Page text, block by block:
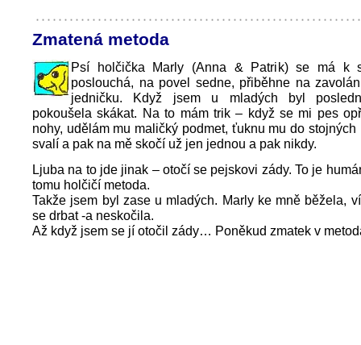
Zmatená metoda
Psí holčička Marly (Anna & Patrik) se má k
poslouchá, na povel sedne, přiběhne na
jedničku. Když jsem u mladých byl
pokoušela skákat. Na to mám trik – když se mi pes
nohy, udělám mu maličký podmet, ťuknu mu do stojných
svalí a pak na mě skočí už jen jednou a pak nikdy.
Ljuba na to jde jinak – otočí se pejskovi zády. To je
tomu holčičí metoda.
Takže jsem byl zase u mladých. Marly ke mně běžela,
se drbat -a neskočila.
Až když jsem se jí otočil zády… Poněkud zmatek v